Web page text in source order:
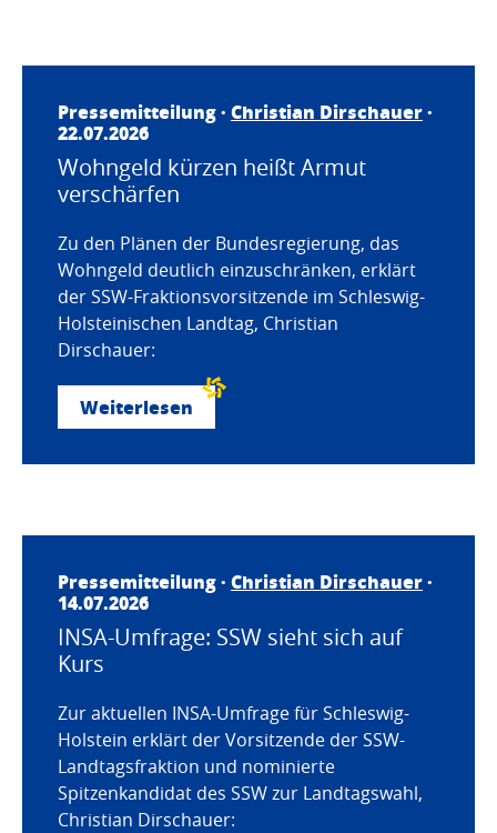
Pressemitteilung · Christian Dirschauer·
22.07.2026
Wohngeld kürzen heißt Armut
verschärfen
Zu den Plänen der Bundesregierung, das
Wohngeld deutlich einzuschränken, erklärt
der SSW-Fraktionsvorsitzende im Schleswig-
Holsteinischen Landtag, Christian
Dirschauer:
Weiterlesen
Pressemitteilung · Christian Dirschauer·
14.07.2026
INSA-Umfrage: SSW sieht sich auf
Kurs
Zur aktuellen INSA-Umfrage für Schleswig-
Holstein erklärt der Vorsitzende der SSW-
Landtagsfraktion und nominierte
Spitzenkandidat des SSW zur Landtagswahl,
Christian Dirschauer: